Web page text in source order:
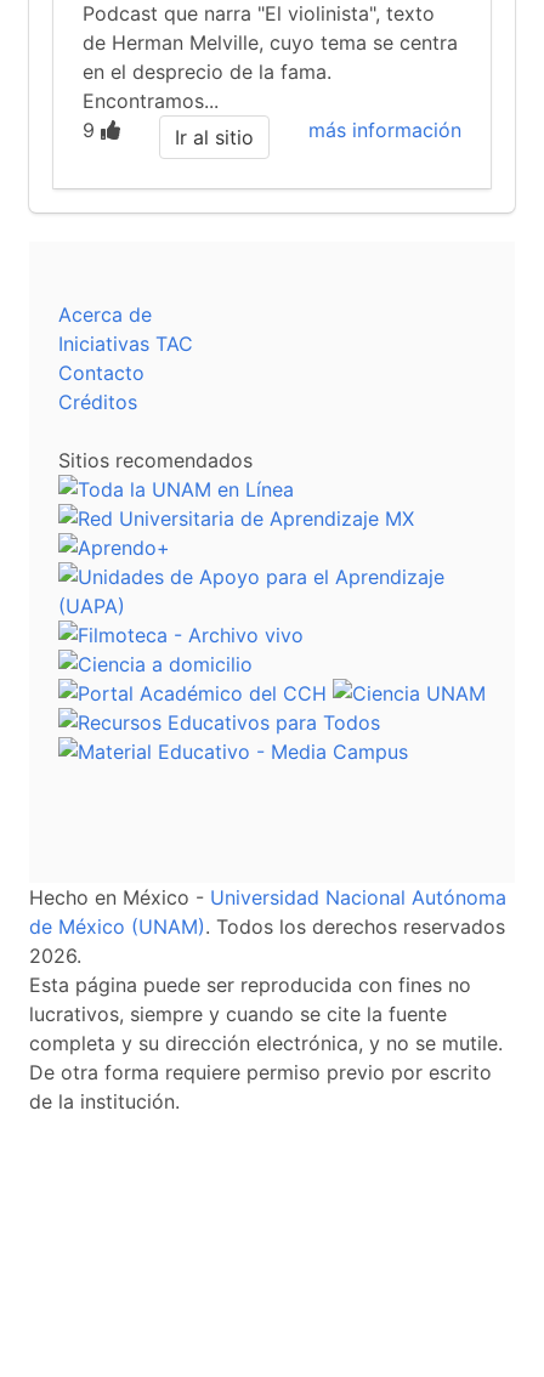
Podcast que narra "El violinista", texto
de Herman Melville, cuyo tema se centra
en el desprecio de la fama.
Encontramos...
9
más información
Ir al sitio
Acerca de
Iniciativas TAC
Contacto
Créditos
Sitios recomendados
Hecho en México - Universidad Nacional Autónoma
de México (UNAM). Todos los derechos reservados
2026.
Esta página puede ser reproducida con fines no
lucrativos, siempre y cuando se cite la fuente
completa y su dirección electrónica, y no se mutile.
De otra forma requiere permiso previo por escrito
de la institución.